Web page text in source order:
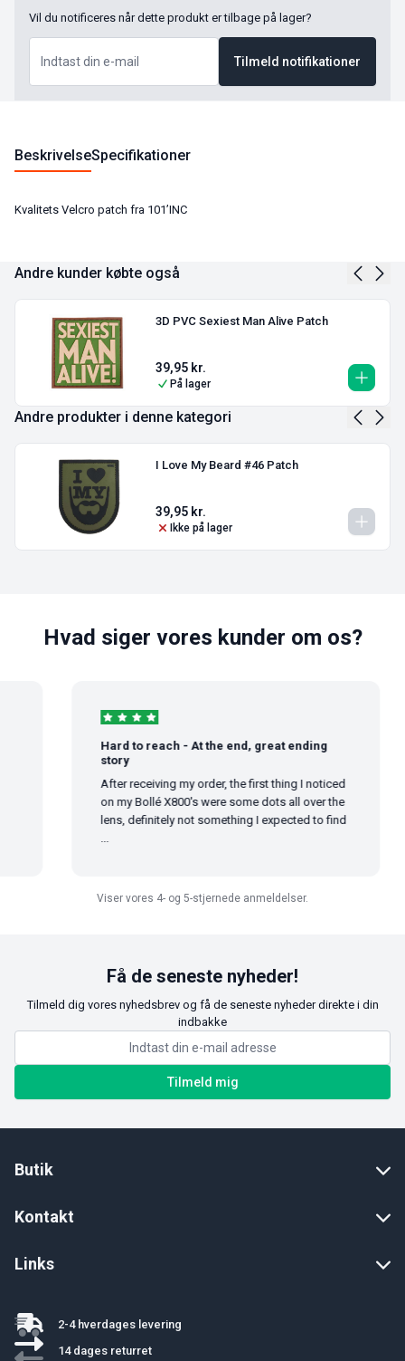
Vil du notificeres når dette produkt er tilbage på lager?
Tilmeld notifikationer
BeskrivelseSpecifikationer
Kvalitets Velcro patch fra 101’INC
Andre kunder købte også
3D PVC Sexiest Man Alive Patch
39,95 kr.
På lager
Andre produkter i denne kategori
I Love My Beard #46 Patch
39,95 kr.
Ikke på lager
Hvad siger vores kunder om os?
Hard to reach - At the end, great ending
story
After receiving my order, the first thing I noticed
on my Bollé X800's were some dots all over the
lens, definitely not something I expected to find
Viser vores 4- og 5-stjernede anmeldelser.
Få de seneste nyheder!
Tilmeld dig vores nyhedsbrev og få de seneste nyheder direkte i din
indbakke
Tilmeld mig
Butik
Kontakt
Links
2-4 hverdages levering
14 dages returret